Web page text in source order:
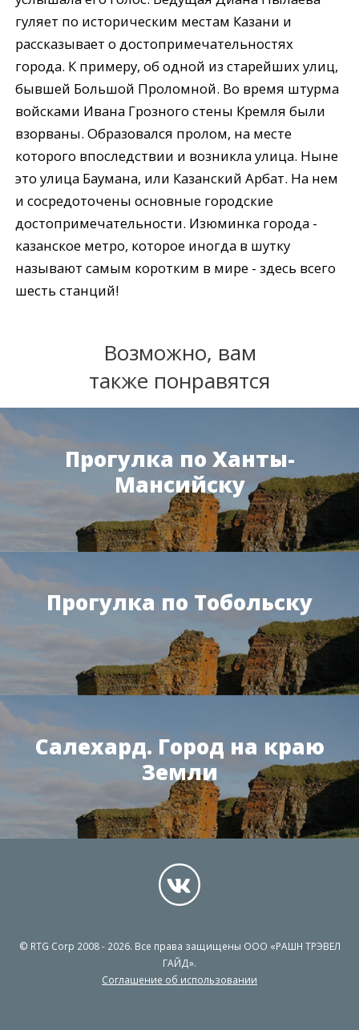
гуляет по историческим местам Казани и
рассказывает о достопримечательностях
города. К примеру, об одной из старейших улиц,
бывшей Большой Проломной. Во время штурма
войсками Ивана Грозного стены Кремля были
взорваны. Образовался пролом, на месте
которого впоследствии и возникла улица. Ныне
это улица Баумана, или Казанский Арбат. На нем
и сосредоточены основные городские
достопримечательности. Изюминка города -
казанское метро, которое иногда в шутку
называют самым коротким в мире - здесь всего
шесть станций!
Возможно, вам
также понравятся
Прогулка по Ханты-
Мансийску
Прогулка по Тобольску
Салехард. Город на краю
Земли
© RTG Corp 2008 - 2026. Все права защищены ООО «РАШН ТРЭВЕЛ
ГАЙД».
Соглашение об использовании